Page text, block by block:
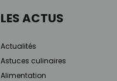
LES ACTUS
Actualités
Astuces culinaires
Alimentation